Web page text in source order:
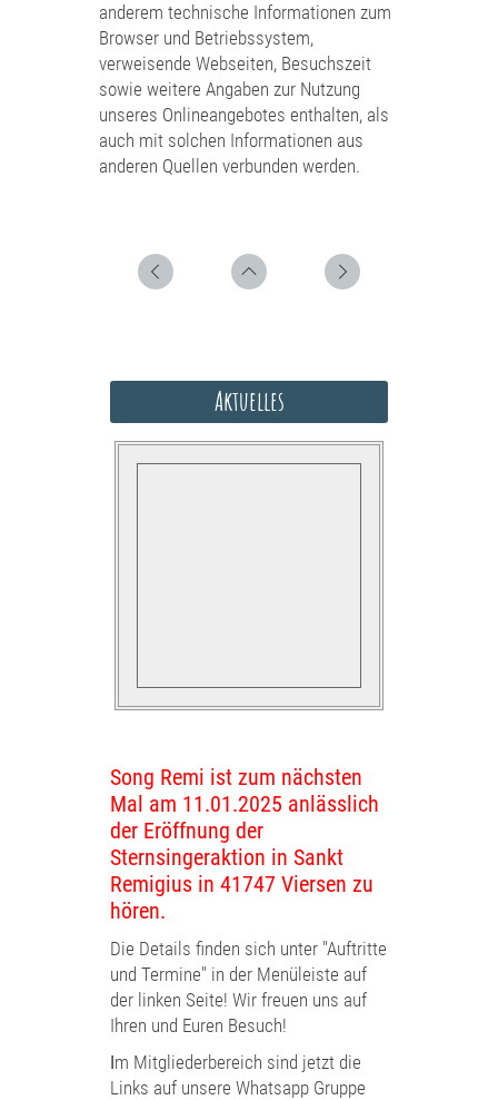
anderem technische Informationen zum
Browser und Betriebssystem,
verweisende Webseiten, Besuchszeit
sowie weitere Angaben zur Nutzung
unseres Onlineangebotes enthalten, als
auch mit solchen Informationen aus
anderen Quellen verbunden werden.
Aktuelles
Song Remi ist zum nächsten
Mal am 11.01.2025 anlässlich
der Eröffnung der
Sternsingeraktion in Sankt
Remigius in 41747 Viersen zu
hören.
Die Details finden sich unter "Auftritte
und Termine" in der Menüleiste auf
der linken Seite! Wir freuen uns auf
Ihren und Euren Besuch!
Im Mitgliederbereich sind jetzt die
Links auf unsere Whatsapp Gruppe